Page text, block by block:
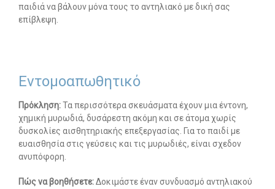
παιδιά να βάλουν μόνα τους το αντηλιακό με δική σας
επίβλεψη.
Εντομοαπωθητικό
Πρόκληση:Τα περισσότερα σκευάσματα έχουν μια έντονη,
χημική μυρωδιά, δυσάρεστη ακόμη και σε άτομα χωρίς
δυσκολίες αισθητηριακής επεξεργασίας. Για το παιδί με
ευαισθησία στις γεύσεις και τις μυρωδιές, είναι σχεδον
ανυπόφορη.
Πώς να βοηθήσετε:Δοκιμάστε έναν συνδυασμό αντηλιακού